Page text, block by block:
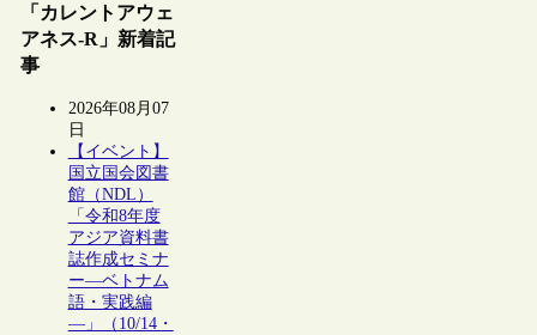
「カレントアウェ
アネス-R」新着記
事
2026年08月07
日
【イベント】
国立国会図書
館（NDL）
「令和8年度
アジア資料書
誌作成セミナ
ー―ベトナム
語・実践編
―」（10/14・